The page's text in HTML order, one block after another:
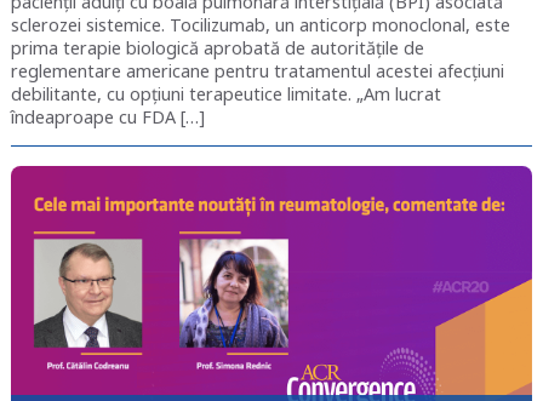
sclerozei sistemice. Tocilizumab, un anticorp monoclonal, este
prima terapie biologică aprobată de autoritățile de
reglementare americane pentru tratamentul acestei afecțiuni
debilitante, cu opțiuni terapeutice limitate. „Am lucrat
îndeaproape cu FDA […]